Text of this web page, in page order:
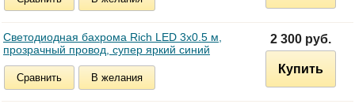
Светодиодная бахрома Rich LED 3х0.5 м,
прозрачный провод, супер яркий синий
Сравнить В желания
2 300 руб.
Купить